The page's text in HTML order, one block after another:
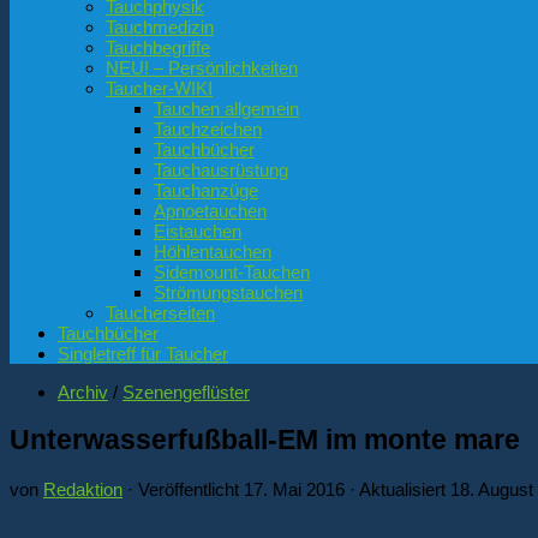
Tauchphysik
Tauchmedizin
Tauchbegriffe
NEU! – Persönlichkeiten
Taucher-WIKI
Tauchen allgemein
Tauchzeichen
Tauchbücher
Tauchausrüstung
Tauchanzüge
Apnoetauchen
Eistauchen
Höhlentauchen
Sidemount-Tauchen
Strömungstauchen
Taucherseiten
Tauchbücher
Singletreff für Taucher
Archiv / Szenengeflüster
Unterwasserfußball-EM im monte mare
von Redaktion · Veröffentlicht 17. Mai 2016 · Aktualisiert 18. August